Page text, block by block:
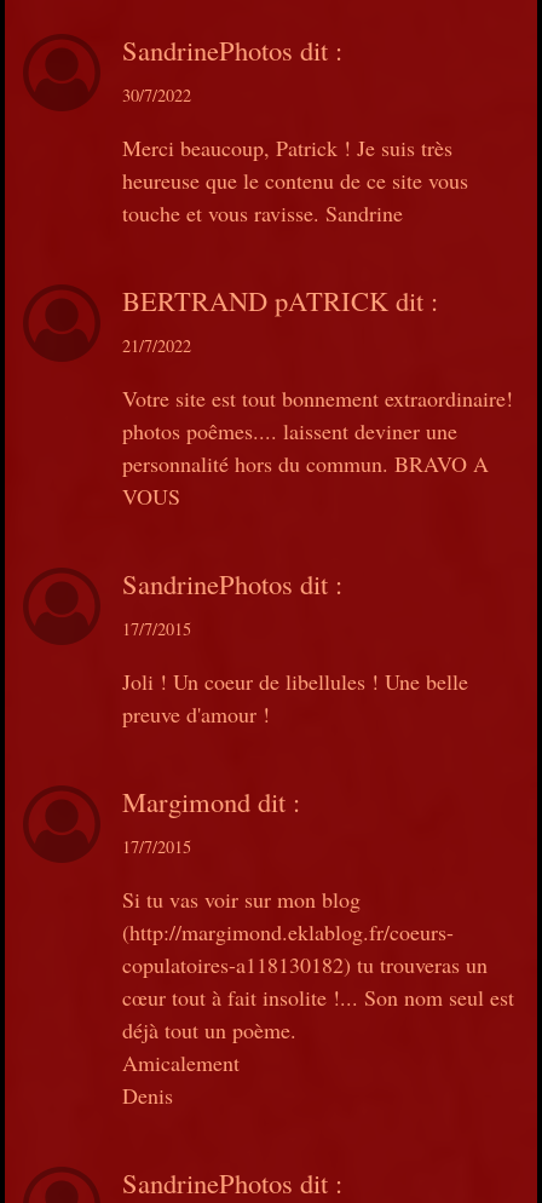
SandrinePhotos dit :
30/7/2022
Merci beaucoup, Patrick ! Je suis très
heureuse que le contenu de ce site vous
touche et vous ravisse. Sandrine
BERTRAND pATRICK dit :
21/7/2022
Votre site est tout bonnement extraordinaire!
photos poêmes.... laissent deviner une
personnalité hors du commun. BRAVO A
VOUS
SandrinePhotos dit :
17/7/2015
Joli ! Un coeur de libellules ! Une belle
preuve d'amour !
Margimond dit :
17/7/2015
Si tu vas voir sur mon blog
(http://margimond.eklablog.fr/coeurs-
copulatoires-a118130182) tu trouveras un
cœur tout à fait insolite !... Son nom seul est
déjà tout un poème.
Amicalement
Denis
SandrinePhotos dit :